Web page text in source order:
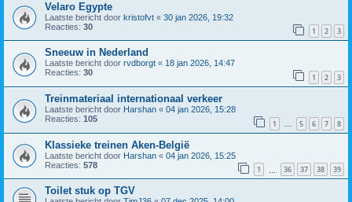
Velaro Egypte
Laatste bericht door kristofvt « 30 jan 2026, 19:32
Reacties: 30 1 2 3
Sneeuw in Nederland
Laatste bericht door rvdborgt « 18 jan 2026, 14:47
Reacties: 30 1 2 3
Treinmateriaal internationaal verkeer
Laatste bericht door Harshan « 04 jan 2026, 15:28
Reacties: 105 1 … 5 6 7 8
Klassieke treinen Aken-België
Laatste bericht door Harshan « 04 jan 2026, 15:25
Reacties: 578 1 36 37 38 39
Toilet stuk op TGV